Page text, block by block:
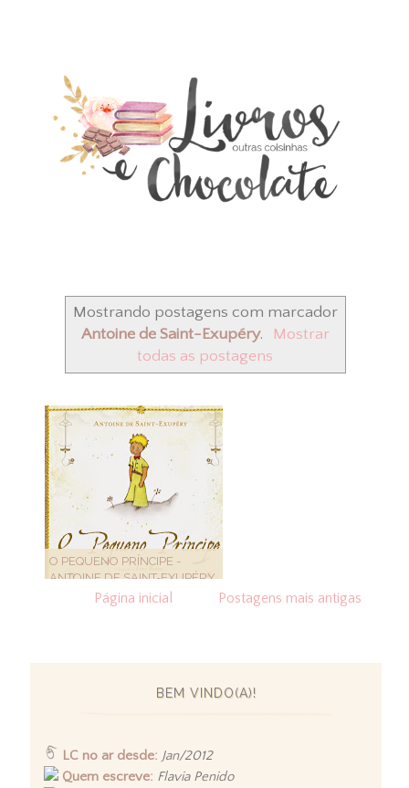
Mostrando postagens com marcador
Antoine de Saint-Exupéry.
Mostrar
todas as postagens
O PEQUENO PRÍNCIPE -
ANTOINE DE SAINT-EXUPÉRY
Postagens mais antigas
Página inicial
BEM VINDO(A)!
LC no ar desde: Jan/2012
Quem escreve: Flavia Penido